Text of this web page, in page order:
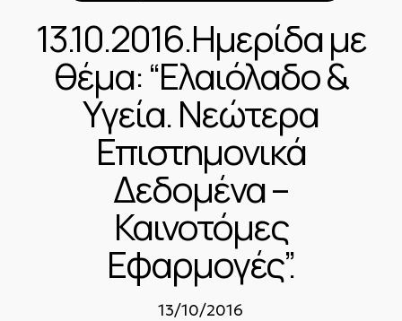
13.10.2016.Ημερίδα με
θέμα: “Ελαιόλαδο &
Υγεία. Νεώτερα
Επιστημονικά
Δεδομένα –
Καινοτόμες
Εφαρμογές”.
13/10/2016